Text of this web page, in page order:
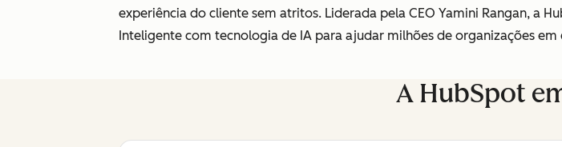
experiência do cliente sem atritos. Liderada pela CEO Yamini Rangan, a
Inteligente com tecnologia de IA para ajudar milhões de organizações em
A HubSpot